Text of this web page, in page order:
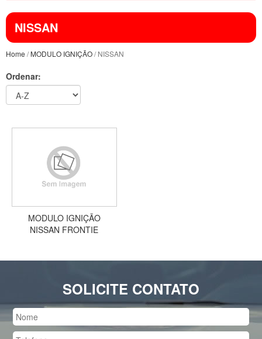
NISSAN
Home /MODULO IGNIÇÃO/ NISSAN
Ordenar:
MODULO IGNIÇÃO
NISSAN FRONTIE
SOLICITE CONTATO